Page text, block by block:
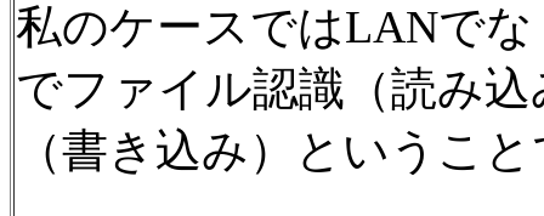
私のケースではLANで
でファイル認識（読み
（書き込み）というこ